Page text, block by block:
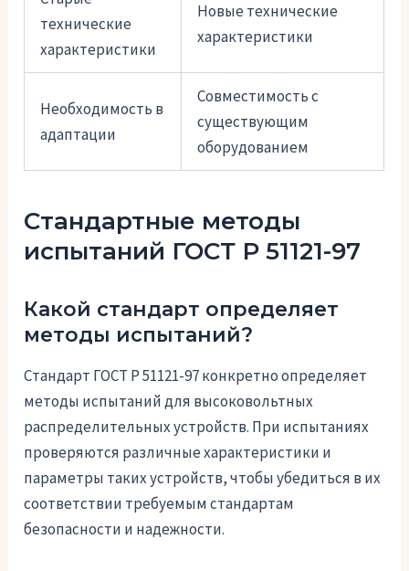
технические
характеристики
Новые технические
характеристики
Необходимость в
адаптации
Совместимость с
существующим
оборудованием
Стандартные методы
испытаний ГОСТ Р 51121-97
Какой стандарт определяет
методы испытаний?
Стандарт ГОСТ Р 51121-97 конкретно определяет
методы испытаний для высоковольтных
распределительных устройств. При испытаниях
проверяются различные характеристики и
параметры таких устройств, чтобы убедиться в их
соответствии требуемым стандартам
безопасности и надежности.